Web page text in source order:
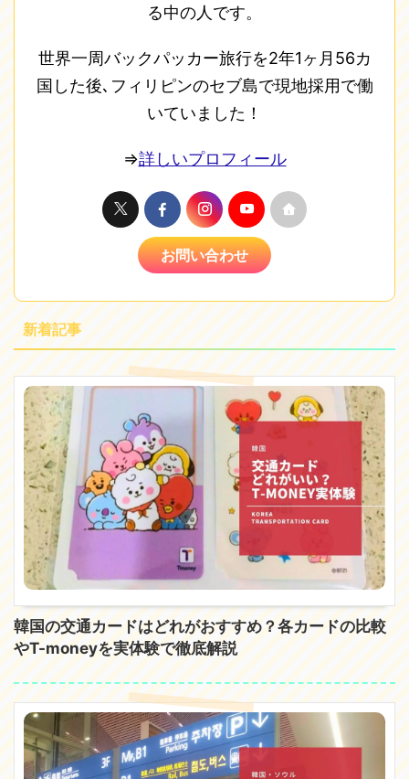
る中の人です。
世界一周バックパッカー旅行を2年1ヶ月56カ
国した後､フィリピンのセブ島で現地採用で働
いていました！
⇒詳しいプロフィール
お問い合わせ
新着記事
韓国の交通カードはどれがおすすめ？各カードの比較
やT-moneyを実体験で徹底解説